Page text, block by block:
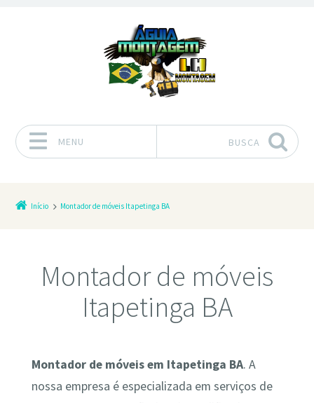
MENU BUSCA
Início Montador de móveis Itapetinga BA
Montador de móveis
Itapetinga BA
Montador de móveis em Itapetinga BA. A
nossa empresa é especializada em serviços de